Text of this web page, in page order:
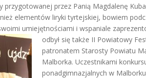
przygotowanej przez Panią Magdalenę
elementów liryki tyrtejskiej, bowiem
umiejętnościami i wspaniale
odbył się także II Powiatowy
patronatem Starosty Powiatu
Malborka. Uczestnikami
ponadgimnazjalnych w